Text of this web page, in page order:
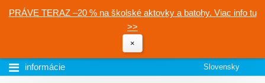
PRÁVE TERAZ –20 % na školské aktovky a batohy. Viac info tu
>>
×
informácie Slovensky